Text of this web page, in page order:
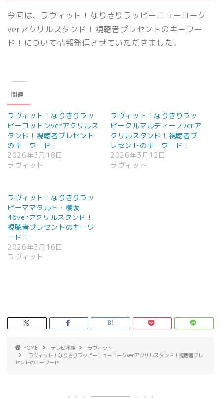
今回は、ラヴィット！なりきりラッピーニューヨーク
verアクリルスタンド！視聴者プレセントのキーワー
ド！について情報発信させていただきました。
関連
ラヴィット！なりきりラッ
ピーコットンverアクリルス
タンド！視聴者プレセント
のキーワード！
2026年3月18日
ラヴィット
ラヴィット！なりきりラッ
ピークルマルディーノverア
クリルスタンド！視聴者プ
レセントのキーワード！
2026年3月12日
ラヴィット
ラヴィット！なりきりラッ
ピーママタルト・櫻坂
46verアクリルスタンド！
視聴者プレセントのキーワ
ード！
2026年3月16日
ラヴィット
HOME テレビ番組
ラヴィット
ラヴィット！なりきりラッピーニューヨークverアクリルスタンド！視聴者プレ
セントのキーワード！